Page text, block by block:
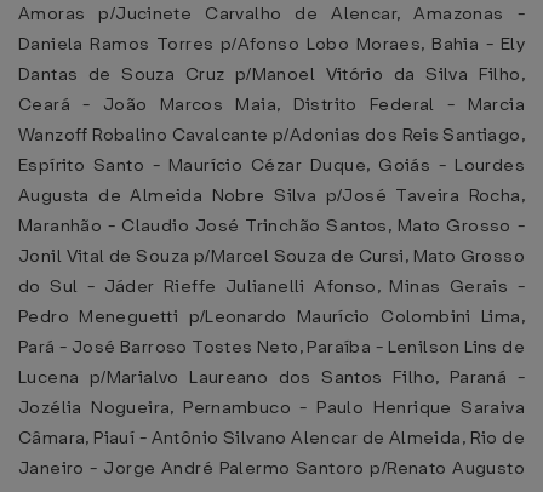
Amoras p/Jucinete Carvalho de Alencar, Amazonas -
Daniela Ramos Torres p/Afonso Lobo Moraes, Bahia - Ely
Dantas de Souza Cruz p/Manoel Vitório da Silva Filho,
Ceará - João Marcos Maia, Distrito Federal - Marcia
Wanzoff Robalino Cavalcante p/Adonias dos Reis Santiago,
Espírito Santo - Maurício Cézar Duque, Goiás - Lourdes
Augusta de Almeida Nobre Silva p/José Taveira Rocha,
Maranhão - Claudio José Trinchão Santos, Mato Grosso -
Jonil Vital de Souza p/Marcel Souza de Cursi, Mato Grosso
do Sul - Jáder Rieffe Julianelli Afonso, Minas Gerais -
Pedro Meneguetti p/Leonardo Maurício Colombini Lima,
Pará - José Barroso Tostes Neto, Paraíba - Lenilson Lins de
Lucena p/Marialvo Laureano dos Santos Filho, Paraná -
Jozélia Nogueira, Pernambuco - Paulo Henrique Saraiva
Câmara, Piauí - Antônio Silvano Alencar de Almeida, Rio de
Janeiro - Jorge André Palermo Santoro p/Renato Augusto